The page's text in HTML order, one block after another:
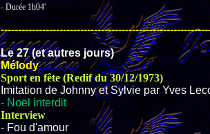
- Durée 1h04'
Le 27 (et autres jours)
Mélody
Sport en fête (Redif du 30/12/1973)
Imitation de Johnny et Sylvie par Yves
- Noël interdit
Interview
- Fou d'amour